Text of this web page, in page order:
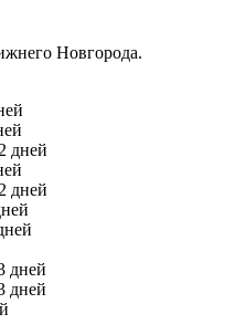
Новгорода.
дней
дней
дней
дней